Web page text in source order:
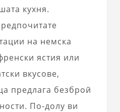
кухня.
на немска
ястия или
вкусове,
предлага безброй
По-долу ви